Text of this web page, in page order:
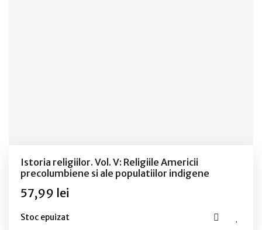
Istoria religiilor. Vol. V: Religiile Americii
precolumbiene si ale populatiilor indigene
57,99 lei
Stoc epuizat